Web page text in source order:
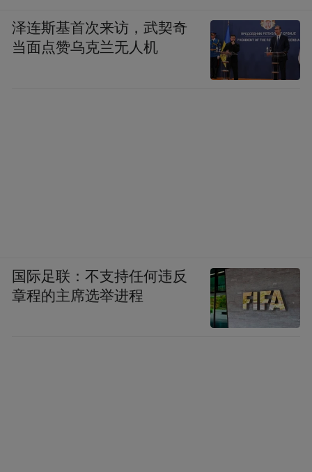
泽连斯基首次来访，武契奇
当面点赞乌克兰无人机
国际足联：不支持任何违反
章程的主席选举进程